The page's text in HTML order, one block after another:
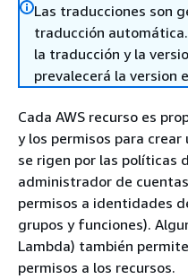
Las traducciones son
traducción
la traducción y la
prevalecerá la version
Cada AWS recurso es
y los permisos para
se rigen por las políticas
administrador de
permisos a identidades
grupos y funciones).
Lambda) también
permisos a los recursos.